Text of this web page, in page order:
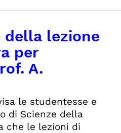
della lezione
per
A.
le studentesse e
di Scienze della
che le lezioni di